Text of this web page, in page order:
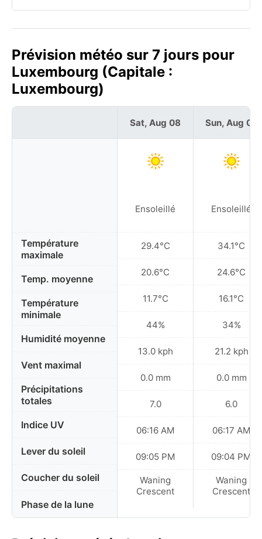
Prévision météo sur 7 jours pour
Luxembourg (Capitale :
Luxembourg)
Température
maximale
Temp. moyenne
Température
minimale
Humidité moyenne
Vent maximal
Précipitations
totales
Indice UV
Lever du soleil
Coucher du soleil
Phase de la lune
Sat, Aug 08
Ensoleillé
29.4°C
20.6°C
11.7°C
44%
13.0 kph
0.0 mm
7.0
06:16 AM
09:05 PM
Waning
Crescent
Sun, Aug 09
Ensoleillé
34.1°C
24.6°C
16.1°C
34%
21.2 kph
0.0 mm
6.0
06:17 AM
09:04 PM
Waning
Crescent